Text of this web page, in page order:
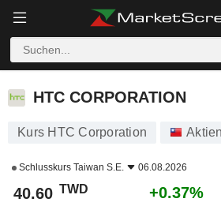
HTC CORPORATION
HTC CORPORATION
Kurs HTC Corporation Aktien
Schlusskurs Taiwan S.E. 06.08.2026
40.60 TWD +0.37%